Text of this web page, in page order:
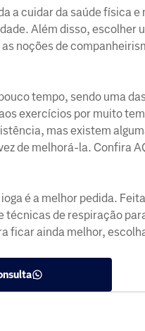
a cuidar da saúde física e
Além disso, escolher
noções de
tempo, sendo uma
exercícios por muito
mas existem
de melhorá-la. Confira
é a melhor pedida.
de respiração
ficar ainda melhor,